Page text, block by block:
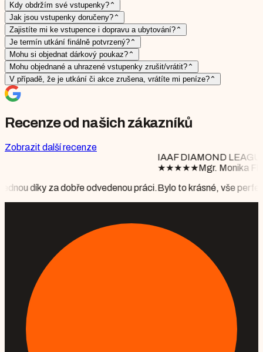
Kdy obdržím své vstupenky? ⌃
Jak jsou vstupenky doručeny? ⌃
Zajistíte mi ke vstupence i dopravu a ubytování? ⌃
Je termín utkání finálně potvrzený? ⌃
Mohu si objednat dárkový poukaz? ⌃
Mohu objednané a uhrazené vstupenky zrušit/vrátit? ⌃
V případě, že je utkání či akce zrušena, vrátíte mi peníze? ⌃
Recenze od našich zákazníků
Zobrazit další recenze
práci.
IAAF DIAMOND LEAGUE BRUSSELS
Mgr. Monika Floriánová
Bylo to krásné, vše perfektně připraveno,